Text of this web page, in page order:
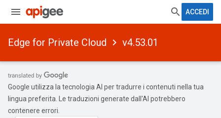
ACCEDI
Edge for Private Cloud v4.53.01
Google utilizza la tecnologia AI per tradurre i contenuti nella tua
lingua preferita. Le traduzioni generate dall'AI potrebbero
contenere errori.